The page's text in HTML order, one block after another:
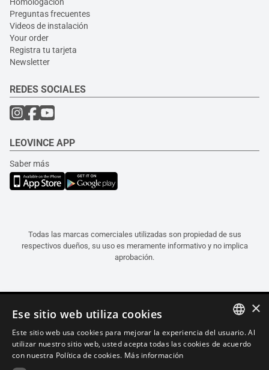
Homologación
Preguntas frecuentes
Videos de instalación
Your order
Registra tu tarjeta
Newsletter
REDES SOCIALES
LEOVINCE APP
Saber más
Todas las marcas comerciales utilizadas son propiedad de sus
respectivos dueños, su uso es meramente informativo y no implica
aprobación.
ITALIAN
×
Ese sitio web utiliza cookies
Este sitio web usa cookies para mejorar la experiencia del usuario. Al
utilizar nuestro sitio web, usted acepta todas las cookies de acuerdo
con nuestra Política de cookies. Más información